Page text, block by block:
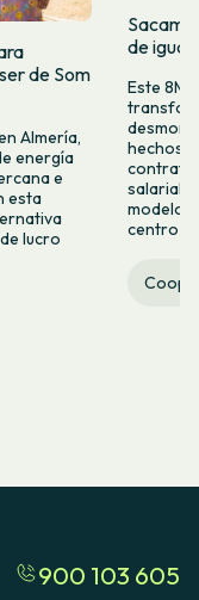
de Som
Almería,
energía
e
esta
lucro
de
Este 8M,
hechos y
salarial y
modelo
centro
900 103 605